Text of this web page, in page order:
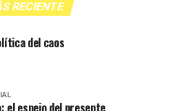
RECIENTE
del caos
el espejo del presente